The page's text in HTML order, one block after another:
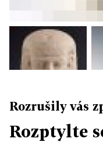
Rozrušily vás
Rozptylte